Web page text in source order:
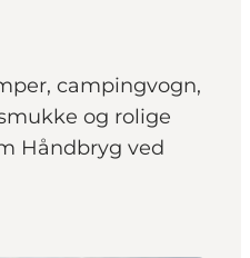
campingvogn,
og rolige
Håndbryg ved